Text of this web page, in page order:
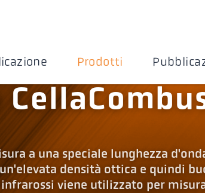
Prodotti
a una speciale lunghezza
densità ottica e quindi
viene utilizzato per